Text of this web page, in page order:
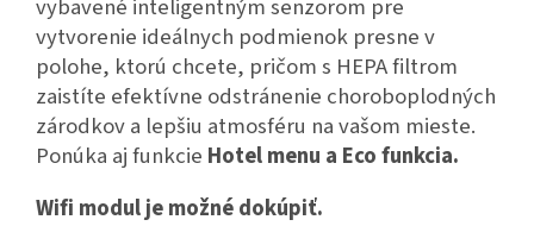
vybavené inteligentným senzorom pre
vytvorenie ideálnych podmienok presne v
polohe, ktorú chcete, pričom s HEPA filtrom
zaistíte efektívne odstránenie choroboplodných
zárodkov a lepšiu atmosféru na vašom mieste.
Ponúka aj funkcie Hotel menu a Eco funkcia.
Wifi modul je možné dokúpiť.